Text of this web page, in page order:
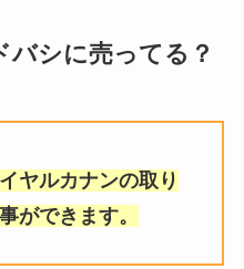
酸水はホームセンターに
コーヒーを売ってる場所
・関西・北海道全国のど
バシに売ってる？
ヤルカナンの取り
ができます。